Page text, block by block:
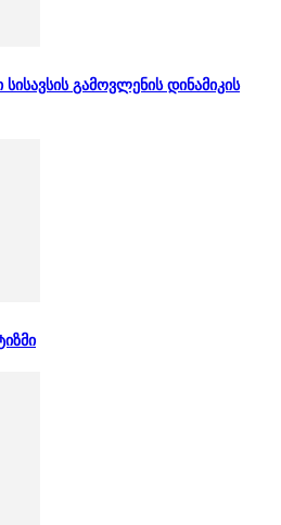
გამოვლენის დინამიკის